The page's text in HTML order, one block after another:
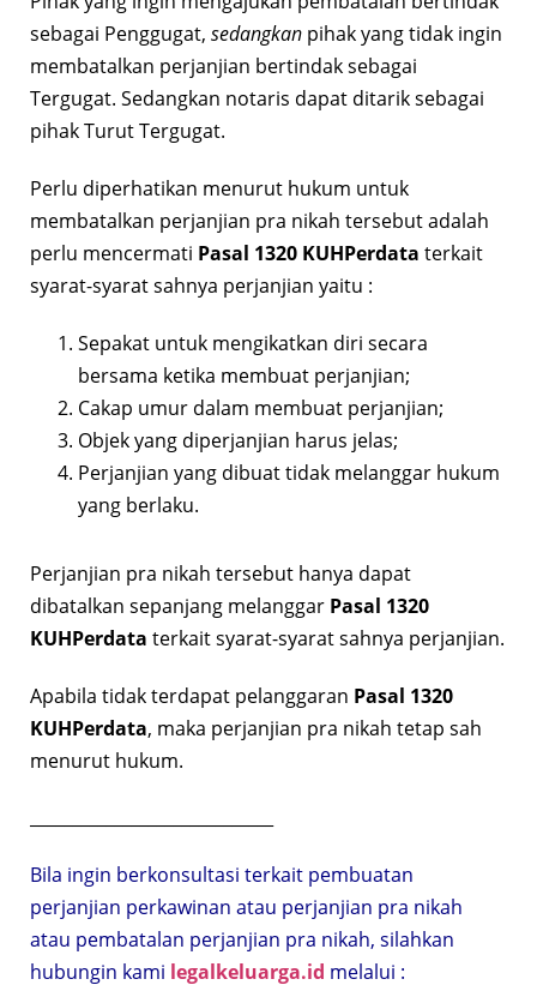
sebagai Penggugat, sedangkan pihak yang tidak ingin
membatalkan perjanjian bertindak sebagai
Tergugat. Sedangkan notaris dapat ditarik sebagai
pihak Turut Tergugat.
Perlu diperhatikan menurut hukum untuk
membatalkan perjanjian pra nikah tersebut adalah
perlu mencermati Pasal 1320 KUHPerdata terkait
syarat-syarat sahnya perjanjian yaitu :
Sepakat untuk mengikatkan diri secara
bersama ketika membuat perjanjian;
Cakap umur dalam membuat perjanjian;
Objek yang diperjanjian harus jelas;
Perjanjian yang dibuat tidak melanggar hukum
yang berlaku.
Perjanjian pra nikah tersebut hanya dapat
dibatalkan sepanjang melanggar Pasal 1320
KUHPerdata terkait syarat-syarat sahnya perjanjian.
Apabila tidak terdapat pelanggaran Pasal 1320
KUHPerdata, maka perjanjian pra nikah tetap sah
menurut hukum.
Bila ingin berkonsultasi terkait pembuatan
perjanjian perkawinan atau perjanjian pra nikah
atau pembatalan perjanjian pra nikah, silahkan
hubungin kami legalkeluarga.id melalui :